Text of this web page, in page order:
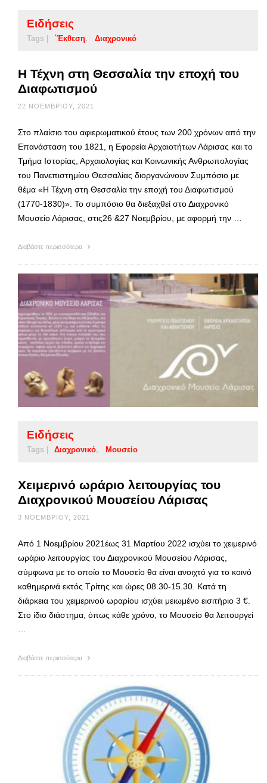
Ειδήσεις
Tags | ΄Έκθεση Διαχρονικό
Η Τέχνη στη Θεσσαλία την εποχή του
Διαφωτισμού
22 ΝΟΕΜΒΡΊΟΥ, 2021
Στο πλαίσιο του αφιερωματικού έτους των 200 χρόνων από την
Επανάσταση του 1821, η Εφορεία Αρχαιοτήτων Λάρισας και το
Τμήμα Ιστορίας, Αρχαιολογίας και Κοινωνικής Ανθρωπολογίας
του Πανεπιστημίου Θεσσαλίας διοργανώνουν Συμπόσιο με
θέμα «Η Τέχνη στη Θεσσαλία την εποχή του Διαφωτισμού
(1770-1830)». Το συμπόσιο θα διεξαχθεί στο Διαχρονικό
Μουσείο Λάρισας, στις26 &27 Νοεμβρίου, με αφορμή την …
Διαβάστε περισσότερα
Ειδήσεις
Tags | Διαχρονικό Μουσείο
Χειμερινό ωράριο λειτουργίας του
Διαχρονικού Μουσείου Λάρισας
3 ΝΟΕΜΒΡΊΟΥ, 2021
Από 1 Νοεμβρίου 2021έως 31 Μαρτίου 2022 ισχύει το χειμερινό
ωράριο λειτουργίας του Διαχρονικού Μουσείου Λάρισας,
σύμφωνα με το οποίο το Μουσείο θα είναι ανοιχτό για το κοινό
καθημερινά εκτός Τρίτης και ώρες 08.30-15.30. Κατά τη
διάρκεια του χειμερινού ωραρίου ισχύει μειωμένο εισιτήριο 3 €.
Στο ίδιο διάστημα, όπως κάθε χρόνο, το Μουσείο θα λειτουργεί
Διαβάστε περισσότερα